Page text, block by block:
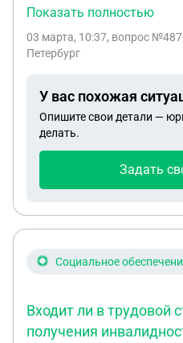
окажется мне принадлежащим, в чем бы
том числе
Показать полностью
03 марта, 10:37, вопрос
Петербург
У вас похожая
Опишите свои детали —
делать.
Задать
Социальное
Входит ли в трудовой
получения